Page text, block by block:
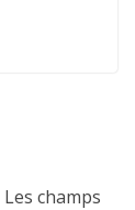
Les champs